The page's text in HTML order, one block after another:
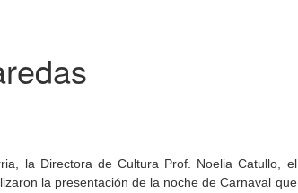
la Directora de Cultura Prof. Noelia Catullo, el
la presentación de la noche de Carnaval que